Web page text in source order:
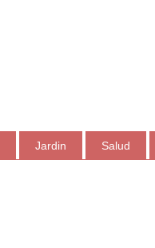
Jardin Salud